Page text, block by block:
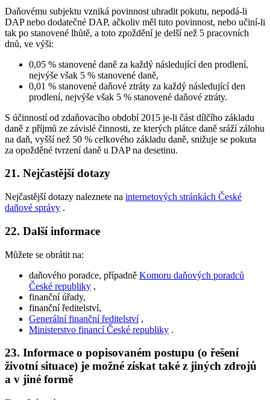
Daňovému subjektu vzniká povinnost uhradit pokutu, nepodá-li
DAP nebo dodatečné DAP, ačkoliv měl tuto povinnost, nebo učiní-li
tak po stanovené lhůtě, a toto zpoždění je delší než 5 pracovních
dnů, ve výši:
0,05 % stanovené daně za každý následující den prodlení,
nejvýše však 5 % stanovené daně,
0,01 % stanovené daňové ztráty za každý následující den
prodlení, nejvýše však 5 % stanovené daňové ztráty.
S účinností od zdaňovacího období 2015 je-li část dílčího základu
daně z příjmů ze závislé činnosti, ze kterých plátce daně sráží zálohu
na daň, vyšší než 50 % celkového základu daně, snižuje se pokuta
za opožděné tvrzení daně u DAP na desetinu.
21. Nejčastější dotazy
Nejčastější dotazy naleznete na internetových stránkách České
daňové správy .
22. Další informace
Můžete se obrátit na:
daňového poradce, případně Komoru daňových poradců
České republiky ,
finanční úřady,
finanční ředitelství,
Generální finanční ředitelství,
Ministerstvo financí České republiky .
23. Informace o popisovaném postupu (o řešení
životní situace) je možné získat také z jiných zdrojů
a v jiné formě